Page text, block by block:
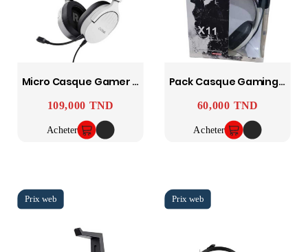
Micro Casque Gamer Filaire Gxt 489 Fayzo - Blanc Trust
Prix
109,000 TND
Acheter
Pack Casque Gaming X11 + Micro
Prix
60,000 TND
Acheter